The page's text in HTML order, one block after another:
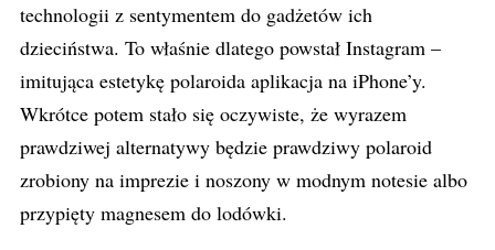
technologii z sentymentem do gadżetów ich
dzieciństwa. To właśnie dlatego powstał Instagram –
imitująca estetykę polaroida aplikacja na iPhone’y.
Wkrótce potem stało się oczywiste, że wyrazem
prawdziwej alternatywy będzie prawdziwy polaroid
zrobiony na imprezie i noszony w modnym notesie albo
przypięty magnesem do lodówki.